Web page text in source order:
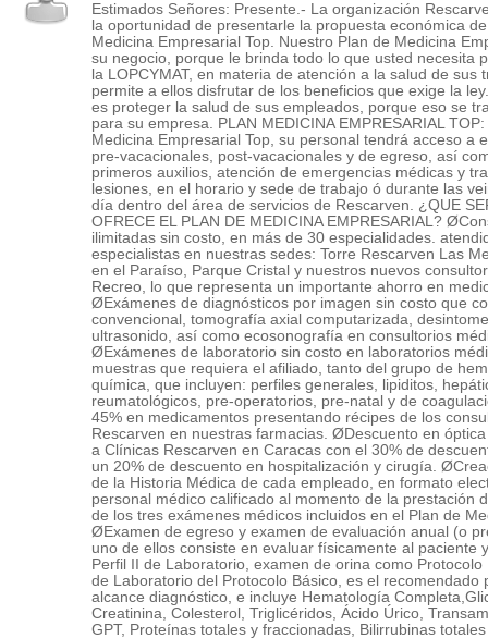
Distribuidora Div...
Neveri, Ulises, P...
Distribuidora Eli...
Cl. Zea, Edificio...
Distribuidora Jor...
Av. Intercomunal,...
Distribuidora Kan...
Cl. 2da. Cruce co...
Distribuidora Met...
Cl. Lima, Edifici...
Distribuidora Pon...
Cl. 6 Con, Centro...
Fábrica De Pastas...
Av. Ppal, Cc Sn M...
Fradoris Ca
Naiguasta y Amacu...
Herma Distribucio...
Neveri, Ctro Com ...
Industrias Simala Ca
E, Ferle, 1, Boleita
Inversiones Count...
Cvlacion D Sol, E...
Inversiones El Pr...
Cuji a Romualda, ...
Inversiones Herma...
Cl. Real, Edifici...
Inversiones Marle...
Cl. Vargas, Edifi...
Inversiones Reisil
La Iglesia, Raams...
Inversora Yoligar Ca
Madrices a San Ja...
Lácteos Hermanos ...
Cl. L Molinos, Ed...
Libreria America
Campo Elias, Edif...
Logística 9000 Ca
Cl. Veracruz, Edi...
Matyoristas
Rep Dominicana, D...
Obleamania
Av. Bolivar, Edif...
Okey Shoes Ca
Cl. 1 con 6, Cc I...
Organizacion Pira...
Cl. Coromoto, Qui...
Peistone Food
Av. Lima, To Phel...
Perfumería Dulcin...
Av. B Artes, los ...
Productos Mixtos ...
Cl. Ppal Pte Soub...
Promociones Cruci...
Cirunv Del Sol, C...
Puesto De Venta D...
Urd, Mercado la A...
Estimados Señores: Presente.- La organización
la oportunidad de presentarle la propuesta económica
Medicina Empresarial Top. Nuestro Plan de Medicina
su negocio, porque le brinda todo lo que usted necesita
la LOPCYMAT, en materia de atención a la salud de sus
permite a ellos disfrutar de los beneficios que exige la
es proteger la salud de sus empleados, porque eso se
para su empresa. PLAN MEDICINA EMPRESARIAL
Medicina Empresarial Top, su personal tendrá acceso a
pre-vacacionales, post-vacacionales y de egreso, así
primeros auxilios, atención de emergencias médicas y
lesiones, en el horario y sede de trabajo ó durante las
día dentro del área de servicios de Rescarven. ¿QUE
OFRECE EL PLAN DE MEDICINA EMPRESARIAL?
ilimitadas sin costo, en más de 30 especialidades.
especialistas en nuestras sedes: Torre Rescarven Las
en el Paraíso, Parque Cristal y nuestros nuevos
Recreo, lo que representa un importante ahorro en
ØExámenes de diagnósticos por imagen sin costo que
convencional, tomografía axial computarizada,
ultrasonido, así como ecosonografía en consultorios
ØExámenes de laboratorio sin costo en laboratorios
muestras que requiera el afiliado, tanto del grupo de
química, que incluyen: perfiles generales, lipiditos,
reumatológicos, pre-operatorios, pre-natal y de
45% en medicamentos presentando récipes de los
Rescarven en nuestras farmacias. ØDescuento en
a Clínicas Rescarven en Caracas con el 30% de
un 20% de descuento en hospitalización y cirugía.
de la Historia Médica de cada empleado, en formato
personal médico calificado al momento de la prestación
de los tres exámenes médicos incluidos en el Plan de
ØExamen de egreso y examen de evaluación anual (o
uno de ellos consiste en evaluar físicamente al paciente
Perfil II de Laboratorio, examen de orina como Protocolo
de Laboratorio del Protocolo Básico, es el recomendado
alcance diagnóstico, e incluye Hematología
Creatinina, Colesterol, Triglicéridos, Ácido Úrico,
GPT, Proteínas totales y fraccionadas, Bilirrubinas